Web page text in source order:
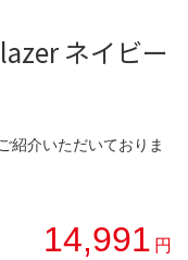
ネイビー
紹介いただいておりま
14,991 円